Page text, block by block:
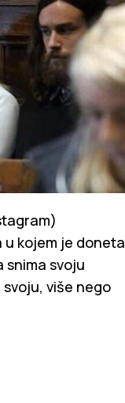
u kojem je doneta
snima svoju
više nego